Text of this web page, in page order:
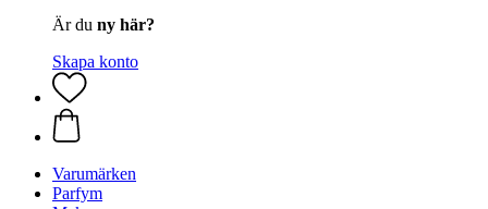
Är du ny här?
Skapa konto
Varumärken
Parfym